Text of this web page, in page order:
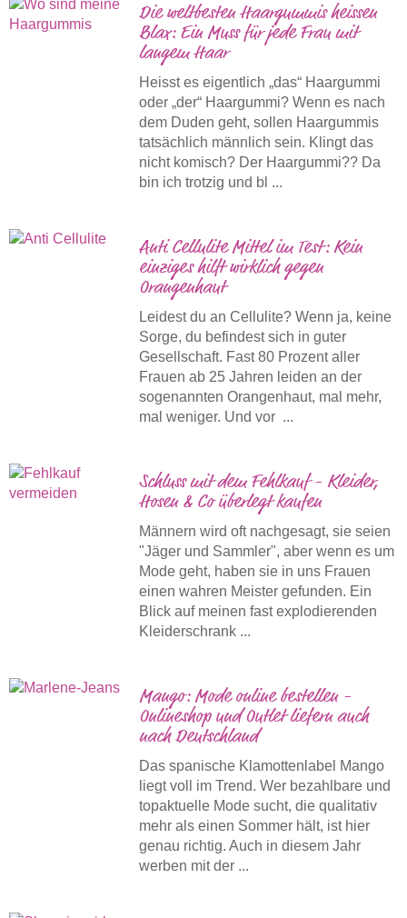
Die weltbesten Haargummis heissen
Blax: Ein Muss für jede Frau mit
langem Haar
Heisst es eigentlich „das“ Haargummi
oder „der“ Haargummi? Wenn es nach
dem Duden geht, sollen Haargummis
tatsächlich männlich sein. Klingt das
nicht komisch? Der Haargummi?? Da
bin ich trotzig und bl ...
Anti Cellulite Mittel im Test: Kein
einziges hilft wirklich gegen
Orangenhaut
Leidest du an Cellulite? Wenn ja, keine
Sorge, du befindest sich in guter
Gesellschaft. Fast 80 Prozent aller
Frauen ab 25 Jahren leiden an der
sogenannten Orangenhaut, mal mehr,
mal weniger. Und vor ...
Schluss mit dem Fehlkauf - Kleider,
Hosen & Co überlegt kaufen
Männern wird oft nachgesagt, sie seien
"Jäger und Sammler", aber wenn es um
Mode geht, haben sie in uns Frauen
einen wahren Meister gefunden. Ein
Blick auf meinen fast explodierenden
Kleiderschrank ...
Mango: Mode online bestellen -
Onlineshop und Outlet liefern auch
nach Deutschland
Das spanische Klamottenlabel Mango
liegt voll im Trend. Wer bezahlbare und
topaktuelle Mode sucht, die qualitativ
mehr als einen Sommer hält, ist hier
genau richtig. Auch in diesem Jahr
werben mit der ...